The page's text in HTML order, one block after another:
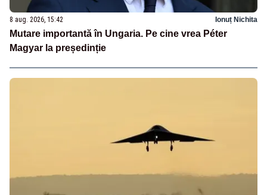
8 aug. 2026, 15:42 Ionuț Nichita
Mutare importantă în Ungaria. Pe cine vrea Péter
Magyar la președinție